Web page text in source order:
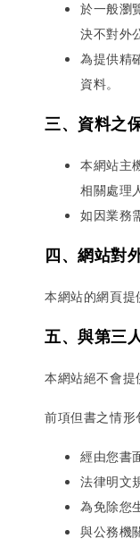
於一般瀏
決不對外
為提供精
資料。
三、資料之
本網站主
相關處理
如因業務
四、網站對
本網站的網頁提
五、與第三
本網站絕不會提
前項但書之情形
經由您書
法律明文
為免除您
與公務機